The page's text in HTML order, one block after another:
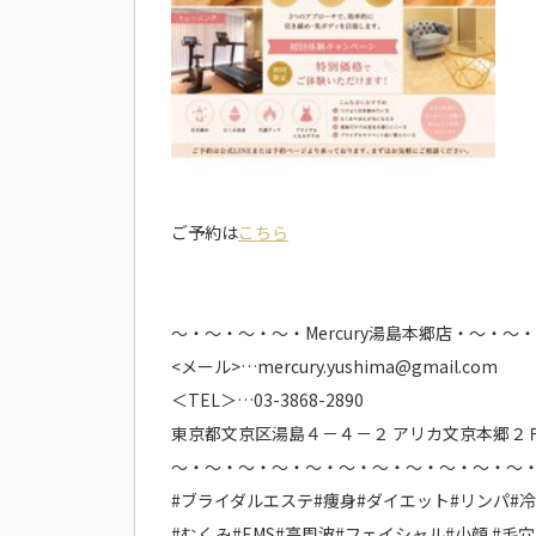
ご予約はこちら
～・～・～・～・Mercury湯島本郷店・～・～
<メール>…mercury.yushima@gmail.com
＜TEL＞…03-3868-2890
東京都文京区湯島４－４－２ アリカ文京本郷２
～・～・～・～・～・～・～・～・～・～・～
#ブライダルエステ#痩身#ダイエット#リンパ#